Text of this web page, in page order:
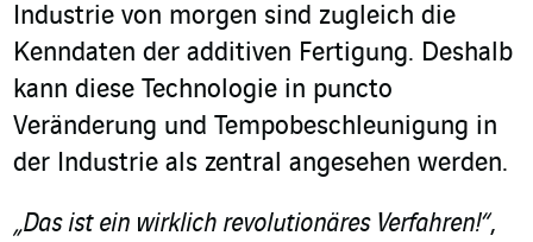
Industrie von morgen sind zugleich die
Kenndaten der additiven Fertigung. Deshalb
kann diese Technologie in puncto
Veränderung und Tempobeschleunigung in
der Industrie als zentral angesehen werden.
„Das ist ein wirklich revolutionäres Verfahren!“,